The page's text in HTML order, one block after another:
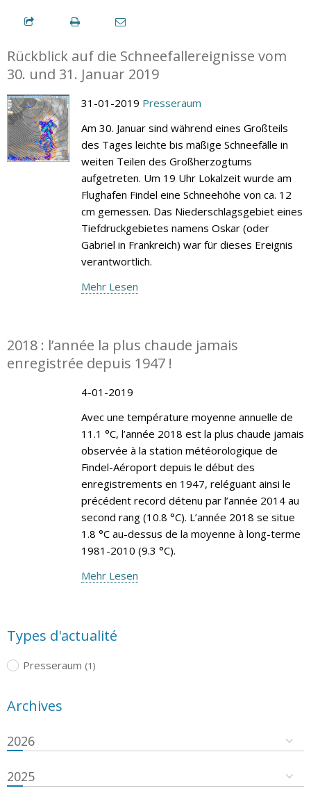
Rückblick auf die Schneefallereignisse vom
30. und 31. Januar 2019
31-01-2019 Presseraum
Am 30. Januar sind während eines Großteils
des Tages leichte bis mäßige Schneefälle in
weiten Teilen des Großherzogtums
aufgetreten. Um 19 Uhr Lokalzeit wurde am
Flughafen Findel eine Schneehöhe von ca. 12
cm gemessen. Das Niederschlagsgebiet eines
Tiefdruckgebietes namens Oskar (oder
Gabriel in Frankreich) war für dieses Ereignis
verantwortlich.
Mehr Lesen
2018 : l’année la plus chaude jamais
enregistrée depuis 1947 !
4-01-2019
Avec une température moyenne annuelle de
11.1 °C, l’année 2018 est la plus chaude jamais
observée à la station météorologique de
Findel-Aéroport depuis le début des
enregistrements en 1947, reléguant ainsi le
précédent record détenu par l’année 2014 au
second rang (10.8 °C). L’année 2018 se situe
1.8 °C au-dessus de la moyenne à long-terme
1981-2010 (9.3 °C).
Mehr Lesen
Types d'actualité
Presseraum (1)
Archives
2026
2025